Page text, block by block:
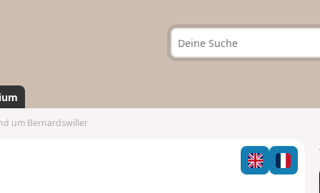
um Bernardswiller